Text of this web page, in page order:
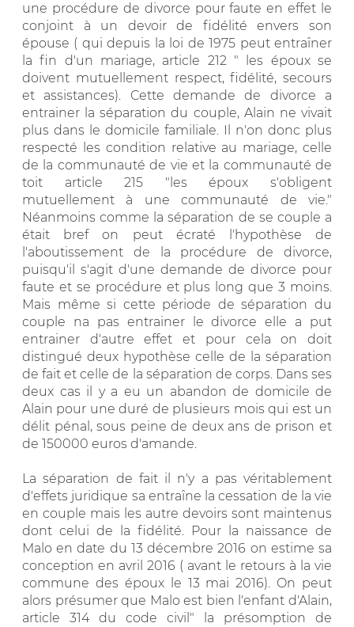
une procédure de divorce pour faute en effet le
conjoint à un devoir de fidélité envers son
épouse ( qui depuis la loi de 1975 peut entraîner
la fin d'un mariage, article 212 " les époux se
doivent mutuellement respect, fidélité, secours
et assistances). Cette demande de divorce a
entrainer la séparation du couple, Alain ne vivait
plus dans le domicile familiale. Il n'on donc plus
respecté les condition relative au mariage, celle
de la communauté de vie et la communauté de
toit article 215 "les époux s'obligent
mutuellement à une communauté de vie."
Néanmoins comme la séparation de se couple a
était bref on peut écraté l'hypothèse de
l'aboutissement de la procédure de divorce,
puisqu'il s'agit d'une demande de divorce pour
faute et se procédure et plus long que 3 moins.
Mais même si cette période de séparation du
couple na pas entrainer le divorce elle a put
entrainer d'autre effet et pour cela on doit
distingué deux hypothèse celle de la séparation
de fait et celle de la séparation de corps. Dans ses
deux cas il y a eu un abandon de domicile de
Alain pour une duré de plusieurs mois qui est un
délit pénal, sous peine de deux ans de prison et
de 150000 euros d'amande.
La séparation de fait il n'y a pas véritablement
d'effets juridique sa entraîne la cessation de la vie
en couple mais les autre devoirs sont maintenus
dont celui de la fidélité. Pour la naissance de
Malo en date du 13 décembre 2016 on estime sa
conception en avril 2016 ( avant le retours à la vie
commune des époux le 13 mai 2016). On peut
alors présumer que Malo est bien l'enfant d'Alain,
article 314 du code civil" la présomption de